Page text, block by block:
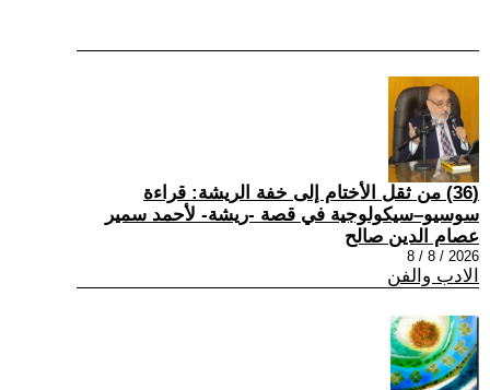
(36) من ثقل الأختام إلى خفة الريشة: قراءة
سوسيو–سيكولوجية في قصة -ريشة- لأحمد سمير
عصام الدين صالح
2026 / 8 / 8
الادب والفن